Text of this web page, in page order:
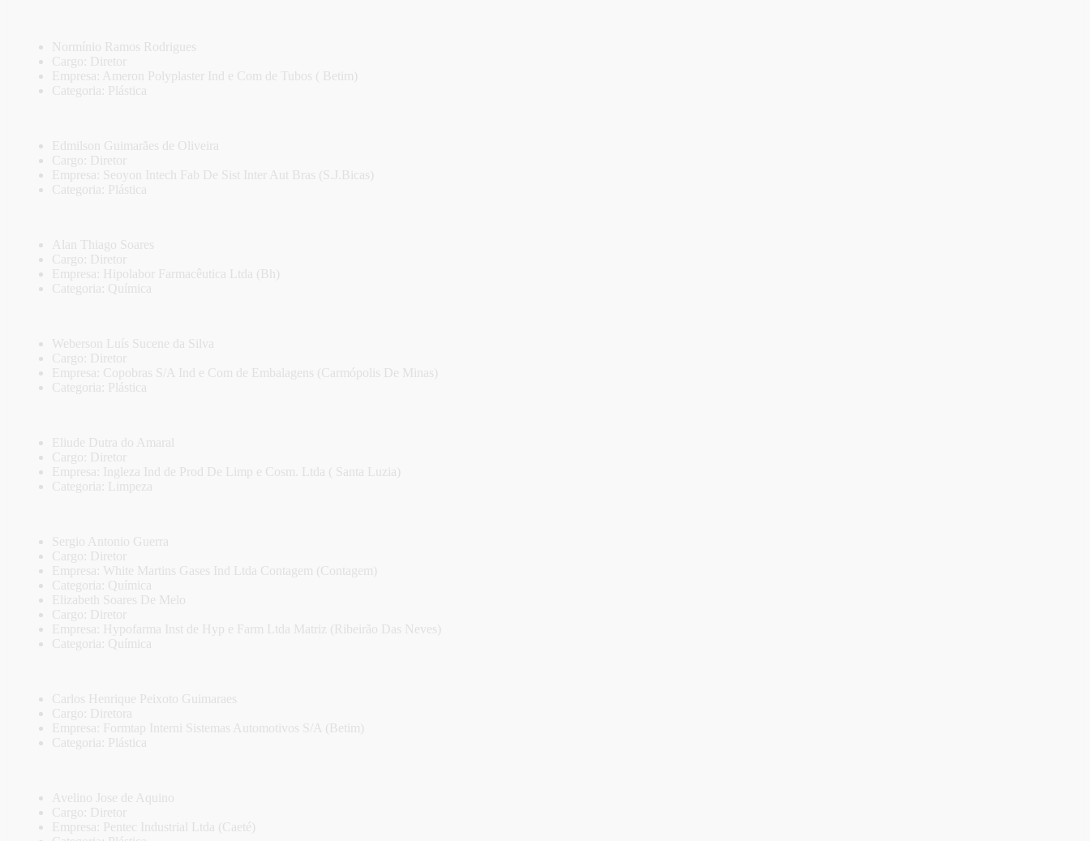
Normínio Ramos Rodrigues
Cargo: Diretor
Empresa: Ameron Polyplaster Ind e Com de Tubos ( Betim)
Categoria: Plástica
Edmilson Guimarães de Oliveira
Cargo: Diretor
Empresa: Seoyon Intech Fab De Sist Inter Aut Bras (S.J.Bicas)
Categoria: Plástica
Alan Thiago Soares
Cargo: Diretor
Empresa: Hipolabor Farmacêutica Ltda (Bh)
Categoria: Química
Weberson Luís Sucene da Silva
Cargo: Diretor
Empresa: Copobras S/A Ind e Com de Embalagens (Carmópolis De Minas)
Categoria: Plástica
Eliude Dutra do Amaral
Cargo: Diretor
Empresa: Ingleza Ind de Prod De Limp e Cosm. Ltda ( Santa Luzia)
Categoria: Limpeza
Sergio Antonio Guerra
Cargo: Diretor
Empresa: White Martins Gases Ind Ltda Contagem (Contagem)
Categoria: Química
Elizabeth Soares De Melo
Cargo: Diretor
Empresa: Hypofarma Inst de Hyp e Farm Ltda Matriz (Ribeirão Das Neves)
Categoria: Química
Carlos Henrique Peixoto Guimaraes
Cargo: Diretora
Empresa: Formtap Interni Sistemas Automotivos S/A (Betim)
Categoria: Plástica
Avelino Jose de Aquino
Cargo: Diretor
Empresa: Pentec Industrial Ltda (Caeté)